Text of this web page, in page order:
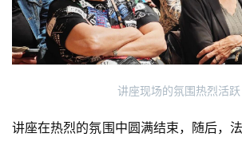
讲座现场的氛围热烈活跃
讲座在热烈的氛围中圆满结束，随后，